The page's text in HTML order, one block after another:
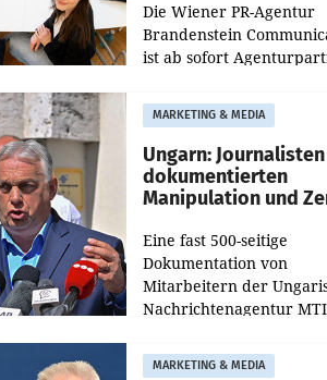
Die Wiener PR-Agentur
Brandenstein
ist ab sofort
Optimierungsplattform
OtterlyAI. Damit baut die
Agentur ihr
MARKETING & MEDIA
Ungarn: Journalisten
dokumentierten
Manipulation und
Eine fast 500-seitige
Dokumentation von
Mitarbeitern der
Nachrichtenagentur
Manipulation und Zensur
MARKETING & MEDIA